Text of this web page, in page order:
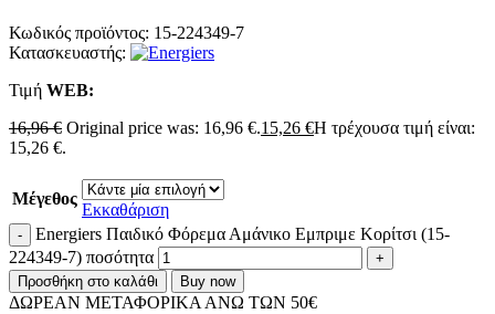
Κωδικός προϊόντος: 15-224349-7
Κατασκευαστής:
Τιμή WΕΒ:
16,96€ Original price was: 16,96 €.15,26 €Η τρέχουσα τιμή είναι:
15,26 €.
Μέγεθος
Εκκαθάριση
Energiers Παιδικό Φόρεμα Αμάνικο Εμπριμε Κορίτσι (15-
224349-7) ποσότητα
Προσθήκη στο καλάθι Buy now
ΔΩΡΕΑΝ ΜΕΤΑΦΟΡΙΚΑ ΑΝΩ ΤΩΝ 50€